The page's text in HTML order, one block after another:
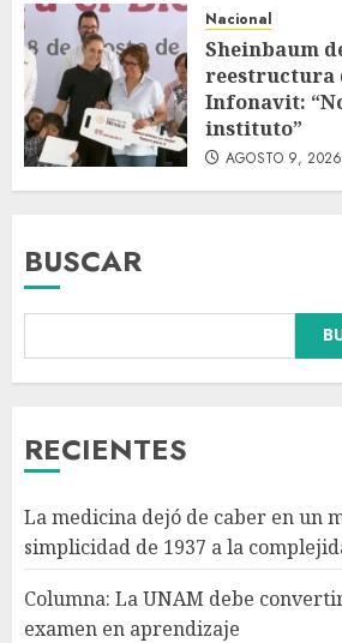
Nacional
Sheinbaum
reestructura
Infonavit:
instituto”
AGOSTO 9, 2026
BUSCAR
RECIENTES
La medicina dejó de caber en un
simplicidad de 1937 a la
Columna: La UNAM debe
examen en aprendizaje
Fallece
Lionel, a los
AGOSTO 9, 2026
4
reestructura
Infonavit:
instituto”
AGOSTO 9, 2026